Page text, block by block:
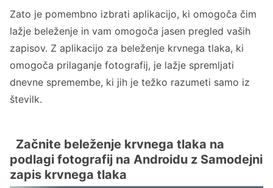
Zato je pomembno izbrati aplikacijo, ki omogoča čim
lažje beleženje in vam omogoča jasen pregled vaših
zapisov. Z aplikacijo za beleženje krvnega tlaka, ki
omogoča prilaganje fotografij, je lažje spremljati
dnevne spremembe, ki jih je težko razumeti samo iz
številk.
Začnite beleženje krvnega tlaka na
podlagi fotografij na Androidu z Samodejni
zapis krvnega tlaka